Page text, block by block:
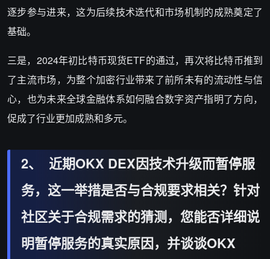
逐步参与进来，这为后续技术迭代和市场机制的成熟奠定了
基础。
三是，2024年初比特币现货ETF的通过，再次将比特币推到
了主流市场，为整个加密行业带来了前所未有的流动性与信
心，也为未来全球金融体系如何融合数字资产指明了方向，
促成了行业更加成熟和多元。
2、 近期OKX DEX因技术升级而暂停服
务，这一举措是否与合规要求相关？针对
社区关于合规需求的猜测，您能否详细说
明暂停服务的真实原因，并谈谈OKX